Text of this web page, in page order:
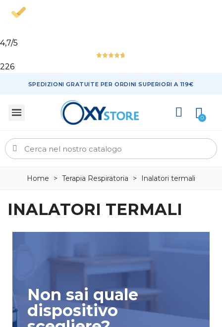
4,7/5
226
SPEDIZIONI GRATUITE PER ORDINI SUPERIORI A 119€
Home > Terapia Respiratoria > Inalatori termali
INALATORI TERMALI
Non sai quale
dispositivo